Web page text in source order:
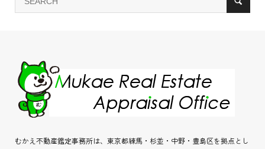
むかえ不動産鑑定事務所は、東京都練馬・杉並・中野・豊島区を拠点とし